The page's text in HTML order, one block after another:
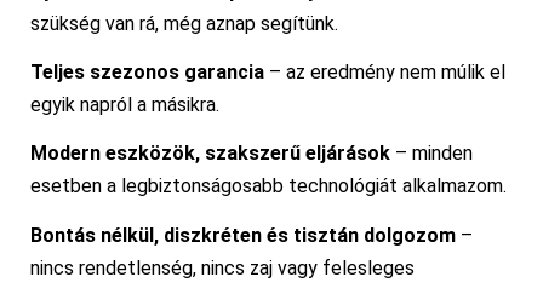
szükség van rá, még aznap segítünk.
Teljes szezonos garancia – az eredmény nem múlik el
egyik napról a másikra.
Modern eszközök, szakszerű eljárások – minden
esetben a legbiztonságosabb technológiát alkalmazom.
Bontás nélkül, diszkréten és tisztán dolgozom –
nincs rendetlenség, nincs zaj vagy felesleges